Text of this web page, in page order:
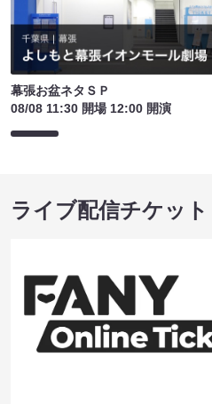
幕張お盆ネタＳＰ
08/08 11:30 開場 12:00 開演
ライブ配信チケット